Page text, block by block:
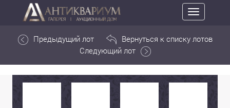
Toggle
navigation
Предыдущий лот
Вернуться к списку лотов
Следующий лот